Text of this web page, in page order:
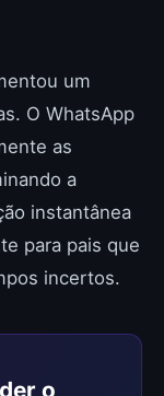
um
O WhatsApp
as
a
instantânea
para pais que
incertos.
o